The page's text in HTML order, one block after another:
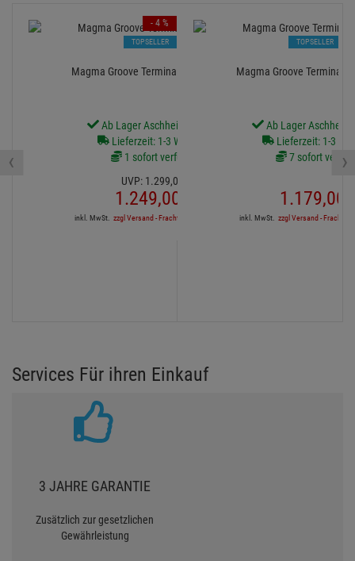
Magma Groove Terminal XDJ-AZ - weiß
Ab Lager Aschheim lieferbar
Lieferzeit: 1-3 Werktage
1 sofort verfügbar
UVP: 1.299,00
1.249,00
inkl. MwSt. zzgl Versand - Frachtfrei in DE ab 1'500€
- 4 %
TOPSELLER
Magma Groove Terminal
Ab Lager
Lieferzeit: 1-3
7 sofort
1.179,00
inkl. MwSt. zzgl Versand -
TOPSELLER
‹ ›
Services Für ihren Einkauf
3 JAHRE GARANTIE
Zusätzlich zur gesetzlichen
Gewährleistung